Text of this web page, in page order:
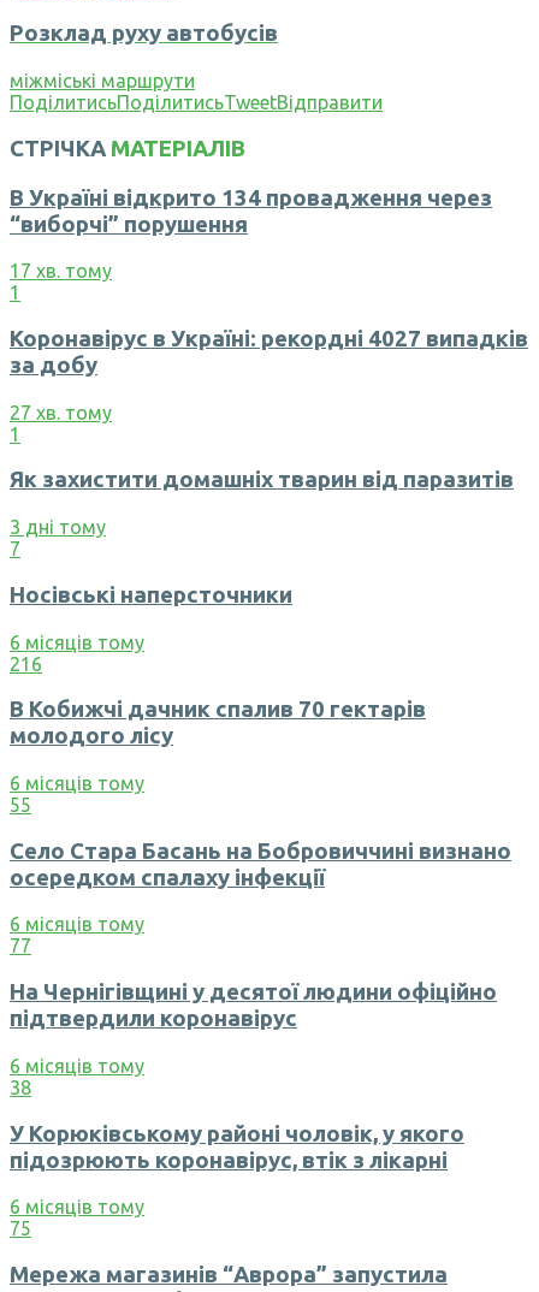
Розклад руху автобусів
міжміські маршрути
ПоділитисьПоділитисьTweetВідправити
СТРІЧКА МАТЕРІАЛІВ
В Україні відкрито 134 провадження через
“виборчі” порушення
17 хв. тому
1
Коронавірус в Україні: рекордні 4027 випадків
за добу
27 хв. тому
1
Як захистити домашніх тварин від паразитів
3 дні тому
7
Носівські наперсточники
6 місяців тому
216
В Кобижчі дачник спалив 70 гектарів
молодого лісу
6 місяців тому
55
Село Стара Басань на Бобровиччині визнано
осередком спалаху інфекції
6 місяців тому
77
На Чернігівщині у десятої людини офіційно
підтвердили коронавірус
6 місяців тому
38
У Корюківському районі чоловік, у якого
підозрюють коронавірус, втік з лікарні
6 місяців тому
75
Мережа магазинів “Аврора” запустила